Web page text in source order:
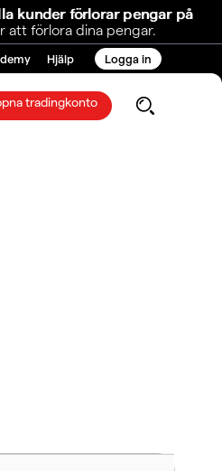
kunder förlorar pengar på
att förlora dina pengar.
Hjälp Logga in
tradingkonto